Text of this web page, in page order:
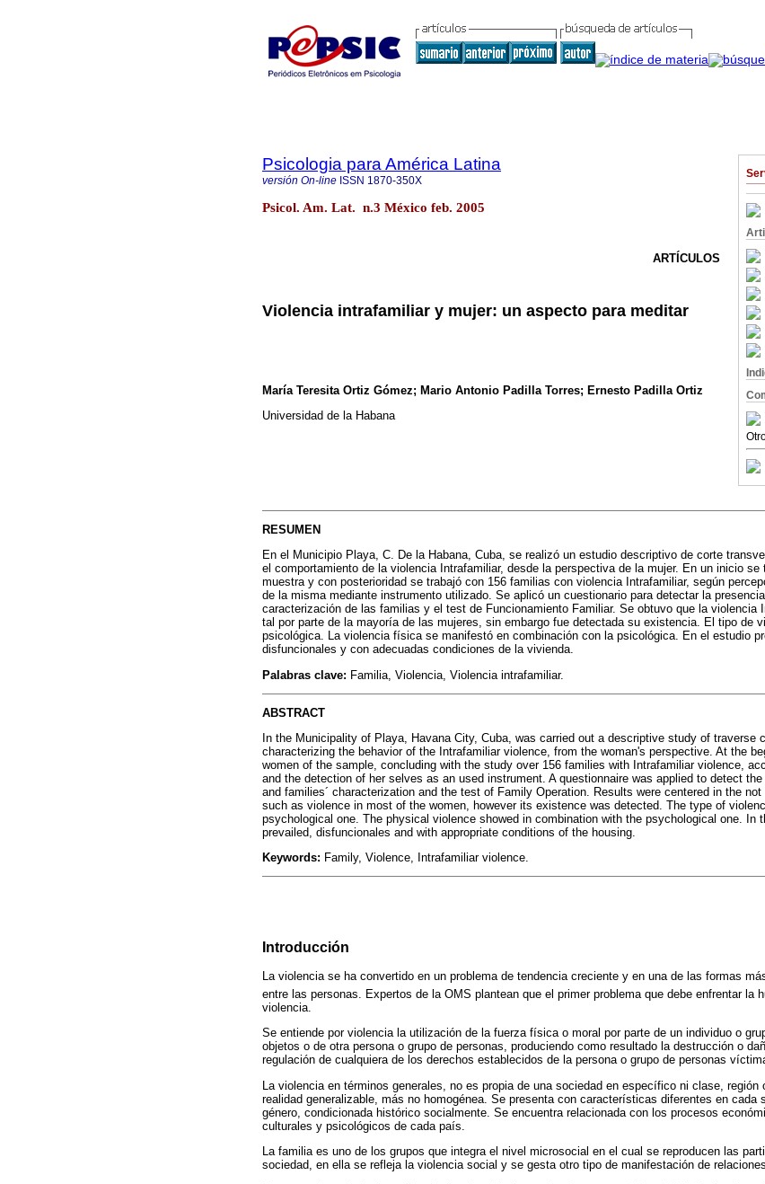
Psicologia para América Latina
versión On-line ISSN 1870-350X
Psicol. Am. Lat. n.3 México feb. 2005
ARTÍCULOS
Violencia intrafamiliar y mujer: un aspecto para meditar
María Teresita Ortiz Gómez; Mario Antonio Padilla Torres; Ernesto Padilla Ortiz
Universidad de la Habana
RESUMEN
En el Municipio Playa, C. De la Habana, Cuba, se realizó un estudio descriptivo de corte
el comportamiento de la violencia Intrafamiliar, desde la perspectiva de la mujer. En un inicio se
muestra y con posterioridad se trabajó con 156 familias con violencia Intrafamiliar, según
de la misma mediante instrumento utilizado. Se aplicó un cuestionario para detectar la
caracterización de las familias y el test de Funcionamiento Familiar. Se obtuvo que la violencia
tal por parte de la mayoría de las mujeres, sin embargo fue detectada su existencia. El tipo de
psicológica. La violencia física se manifestó en combinación con la psicológica. En el estudio
disfuncionales y con adecuadas condiciones de la vivienda.
Palabras clave: Familia, Violencia, Violencia intrafamiliar.
ABSTRACT
In the Municipality of Playa, Havana City, Cuba, was carried out a descriptive study of traverse
characterizing the behavior of the Intrafamiliar violence, from the woman's perspective. At the
women of the sample, concluding with the study over 156 families with Intrafamiliar violence,
and the detection of her selves as an used instrument. A questionnaire was applied to detect
and families´ characterization and the test of Family Operation. Results were centered in the
such as violence in most of the women, however its existence was detected. The type of
psychological one. The physical violence showed in combination with the psychological one. In
prevailed, disfuncionales and with appropriate conditions of the housing.
Keywords: Family, Violence, Intrafamiliar violence.
Introducción
La violencia se ha convertido en un problema de tendencia creciente y en una de las formas más
entre las personas. Expertos de la OMS plantean que el primer problema que debe enfrentar la
violencia.
Se entiende por violencia la utilización de la fuerza física o moral por parte de un individuo o
objetos o de otra persona o grupo de personas, produciendo como resultado la destrucción o
regulación de cualquiera de los derechos establecidos de la persona o grupo de personas
La violencia en términos generales, no es propia de una sociedad en específico ni clase, región
realidad generalizable, más no homogénea. Se presenta con características diferentes en cada
género, condicionada histórico socialmente. Se encuentra relacionada con los procesos
culturales y psicológicos de cada país.
La familia es uno de los grupos que integra el nivel microsocial en el cual se reproducen las
sociedad, en ella se refleja la violencia social y se gesta otro tipo de manifestación de